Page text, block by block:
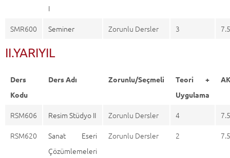
I
SMR600 Seminer Zorunlu Dersler 3 7.5
II.YARIYIL
Ders
Kodu
Ders Adı Zorunlu/Seçmeli
Teori +
Uygulama
RSM606 Resim Stüdyo II Zorunlu Dersler 4
7.5
RSM620
Sanat Eseri
Çözümlemeleri
Zorunlu Dersler 2 7.5